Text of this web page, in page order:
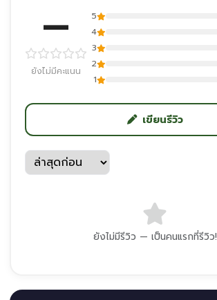
—
ยังไม่มีคะแนน
5
4
3
2
1
เขียนรีวิว
ยังไม่มีรีวิว — เป็นคนแรกที่รีวิว!